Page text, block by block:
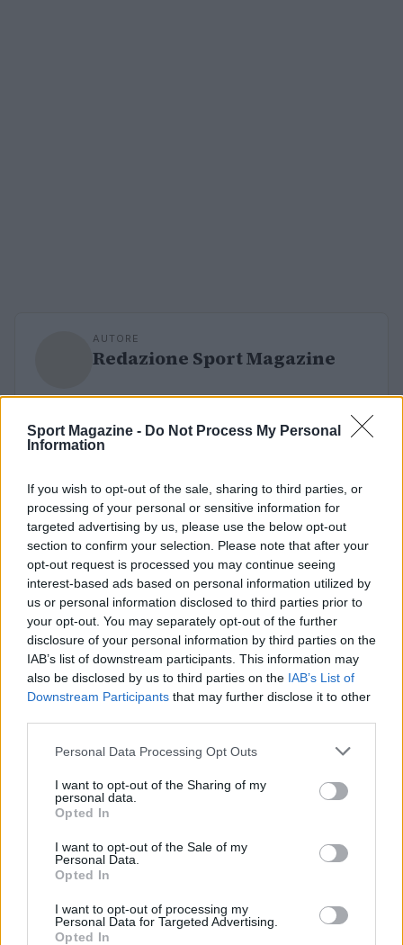
Sport Magazine - Do Not Process My Personal
Information
If you wish to opt-out of the sale, sharing to third parties, or
processing of your personal or sensitive information for
targeted advertising by us, please use the below opt-out
section to confirm your selection. Please note that after your
opt-out request is processed you may continue seeing
interest-based ads based on personal information utilized by
us or personal information disclosed to third parties prior to
your opt-out. You may separately opt-out of the further
disclosure of your personal information by third parties on the
IAB’s list of downstream participants. This information may
also be disclosed by us to third parties on the IAB’s List of
Downstream Participants that may further disclose it to other
Please note that this website/app uses one or more Google
not limited to your visit or usage behaviour. You may click to
grant or deny consent to Google and its third-party tags to
use your data for below specified purposes in below Google
consent section.
Personal Data Processing Opt Outs
I want to opt-out of the Sharing of my
personal data.
Opted In
I want to opt-out of the Sale of my
Personal Data.
Opted In
I want to opt-out of processing my
Personal Data for Targeted Advertising.
Opted In
AUTORE
Redazione Sport Magazine
Continua a leggere
NOTIZIE